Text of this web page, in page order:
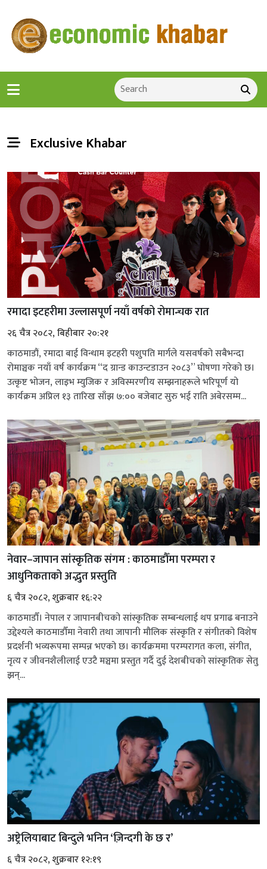
Exclusive Khabar
रमादा इटहरीमा उल्लासपूर्ण नयाँ वर्षको रोमान्चक रात
२६ चैत्र २०८२, बिहीबार २०:२१
काठमाडौं, रमादा बाई विन्धाम इटहरी पशुपति मार्गले यसवर्षको सबैभन्दा
रोमाञ्चक नयाँ वर्ष कार्यक्रम “द ग्रान्ड काउन्टडाउन २०८३” घोषणा गरेको छ।
उत्कृष्ट भोजन, लाइभ म्युजिक र अविस्मरणीय सम्झनाहरूले भरिपूर्ण यो
कार्यक्रम अप्रिल १३ तारिख साँझ ७:०० बजेबाट सुरु भई राति अबेरसम्म...
नेवार–जापान सांस्कृतिक संगम : काठमाडौँमा परम्परा र
आधुनिकताको अद्भुत प्रस्तुति
६ चैत्र २०८२, शुक्रबार १६:२२
काठमाडौँ। नेपाल र जापानबीचको सांस्कृतिक सम्बन्धलाई थप प्रगाढ बनाउने
उद्देश्यले काठमाडौँमा नेवारी तथा जापानी मौलिक संस्कृति र संगीतको विशेष
प्रदर्शनी भव्यरूपमा सम्पन्न भएको छ। कार्यक्रममा परम्परागत कला, संगीत,
नृत्य र जीवनशैलीलाई एउटै मञ्चमा प्रस्तुत गर्दै दुई देशबीचको सांस्कृतिक सेतु
झन्...
अष्ट्रेलियाबाट बिन्दुले भनिन ‘ज़िन्दगी के छ र’
६ चैत्र २०८२, शुक्रबार १२:१९